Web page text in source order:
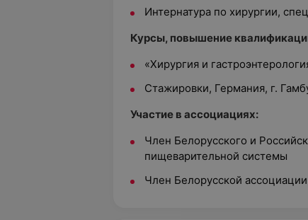
Интернатура по хирургии,
Курсы, повышение
«Хирургия и
Стажировки, Германия, г.
Участие в ассоциациях:
Член Белорусского и
пищеварительной системы
Член Белорусской